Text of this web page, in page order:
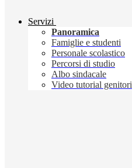
Servizi
Panoramica
Famiglie e studenti
Personale scolastico
Percorsi di studio
Albo sindacale
Video tutorial genitori